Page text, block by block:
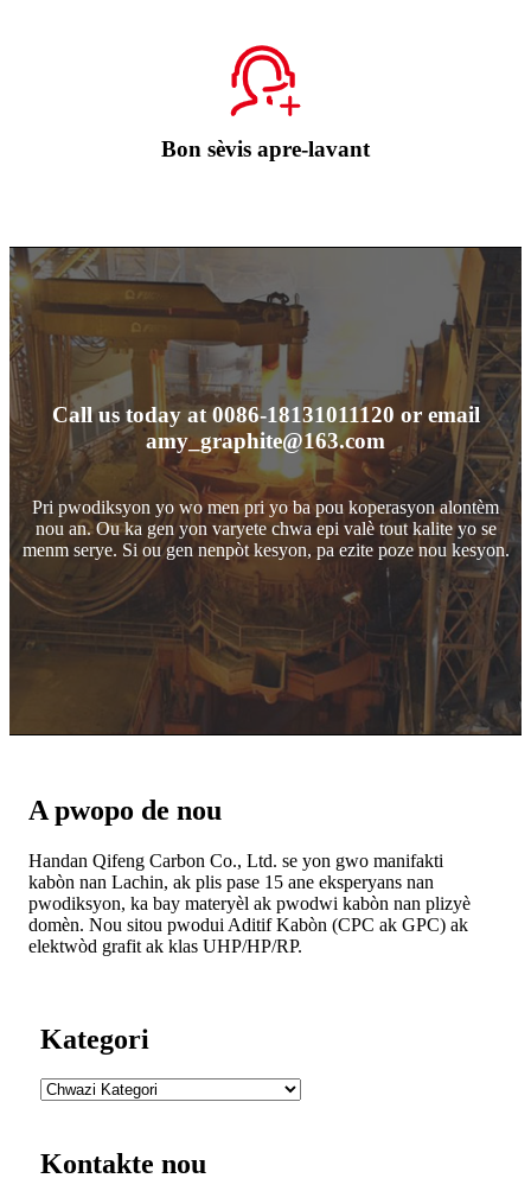
Bon sèvis apre-lavant
Call us today at 0086-18131011120 or email
amy_graphite@163.com
Pri pwodiksyon yo wo men pri yo ba pou koperasyon alontèm
nou an. Ou ka gen yon varyete chwa epi valè tout kalite yo se
menm serye. Si ou gen nenpòt kesyon, pa ezite poze nou kesyon.
A pwopo de nou
Handan Qifeng Carbon Co., Ltd. se yon gwo manifakti
kabòn nan Lachin, ak plis pase 15 ane eksperyans nan
pwodiksyon, ka bay materyèl ak pwodwi kabòn nan plizyè
domèn. Nou sitou pwodui Aditif Kabòn (CPC ak GPC) ak
elektwòd grafit ak klas UHP/HP/RP.
Kategori
Kontakte nou